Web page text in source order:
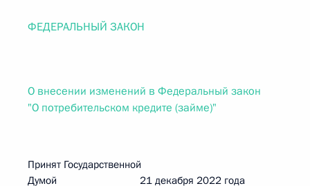
ФЕДЕРАЛЬНЫЙ ЗАКОН
О внесении изменений в Федеральный закон
"О потребительском кредите (займе)"
Принят Государственной
Думой 21 декабря 2022 года